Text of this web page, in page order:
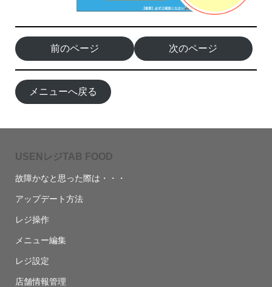
前のページ 次のページ
メニューへ戻る
USENレジTAB FOOD
故障かなと思った際は・・・
アップデート方法
レジ操作
メニュー編集
レジ設定
店舗情報管理